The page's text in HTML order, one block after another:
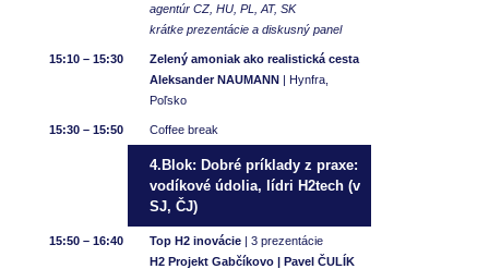
agentúr CZ, HU, PL, AT, SK
krátke prezentácie a diskusný panel
15:10 – 15:30
Zelený amoniak ako realistická cesta
Aleksander NAUMANN | Hynfra,
Poľsko
15:30 – 15:50 Coffee break
4.Blok: Dobré príklady z praxe:
vodíkové údolia, lídri H2tech (v
SJ, ČJ)
15:50 – 16:40 Top H2 inovácie | 3 prezentácie
H2 Projekt Gabčíkovo | Pavel ČULÍK